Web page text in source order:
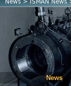
News >ISMAN News
News